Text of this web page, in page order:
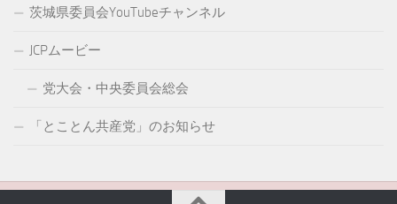
茨城県委員会YouTubeチャンネル
JCPムービー
党大会・中央委員会総会
「とことん共産党」のお知らせ